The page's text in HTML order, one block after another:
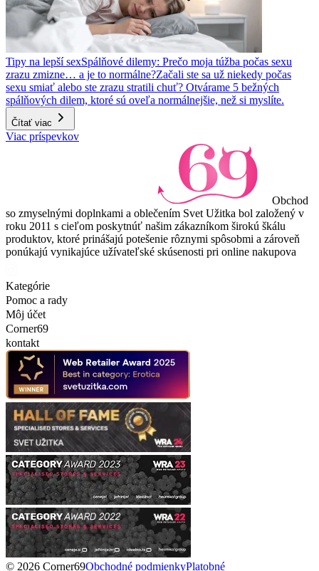
Tipy na lepší sexSpálňové dilemy: Prečo moja túžba počas sexu
zrazu zmizne… a je to normálne?Začali ste sa už niekedy počas
sexu smiať alebo ste zrazu stratili chuť? Otvárame 5 bežných
spálňových dilem, ktoré sú oveľa normálnejšie, než si myslíte.
Čítať viac
Viac príspevkov
Obchod
so zmyselnými doplnkami a oblečením Svet Užitka bol založený v
roku 2011 s cieľom poskytnúť našim zákazníkom širokú škálu
produktov, ktoré prinášajú potešenie rôznymi spôsobmi a zároveň
ponúkajú vynikajúce užívateľské skúsenosti pri online nakupova
Kategórie
Pomoc a rady
Môj účet
Corner69
kontakt
© 2026 Corner69Obchodné podmienkyPlatobné